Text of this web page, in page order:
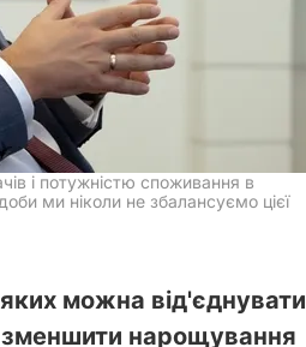
і потужністю споживання в
ми ніколи не збалансуємо цієї
можна від'єднувати
нарощування